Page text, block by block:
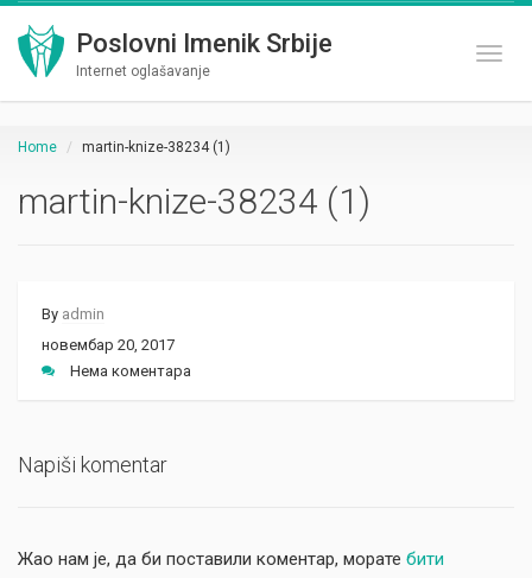
Poslovni Imenik Srbije
Internet oglašavanje
Home martin-knize-38234 (1)
martin-knize-38234 (1)
By admin
новембар 20, 2017
Нема коментара
Napiši komentar
Жао нам је, да би поставили коментар, морате бити